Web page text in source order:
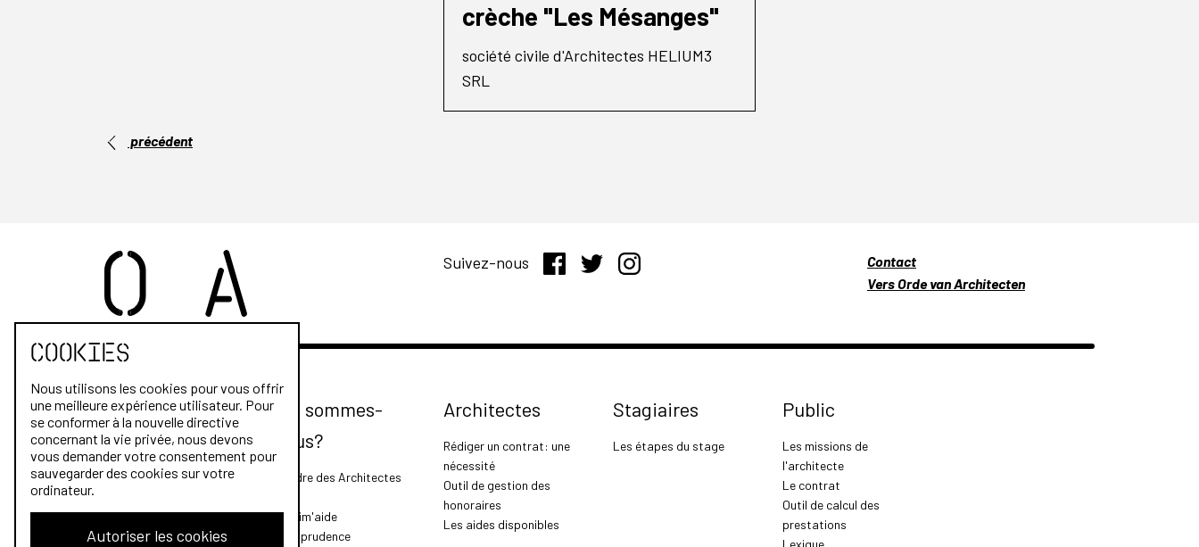
crèche "Les Mésanges"
société civile d'Architectes HELIUM3
SRL
précédent
Suivez-nous
Contact
Vers Orde van Architecten
Qui sommes-
nous?
L'Ordre des Architectes
Archim'aide
Jurisprudence
Architectes
Rédiger un contrat: une
nécessité
Outil de gestion des
honoraires
Les aides disponibles
Stagiaires
Les étapes du stage
Public
Les missions de
l'architecte
Le contrat
Outil de calcul des
prestations
Cookies
Nous utilisons les cookies pour vous offrir
une meilleure expérience utilisateur. Pour
se conformer à la nouvelle directive
concernant la vie privée, nous devons
vous demander votre consentement pour
sauvegarder des cookies sur votre
ordinateur.
Autoriser les cookies